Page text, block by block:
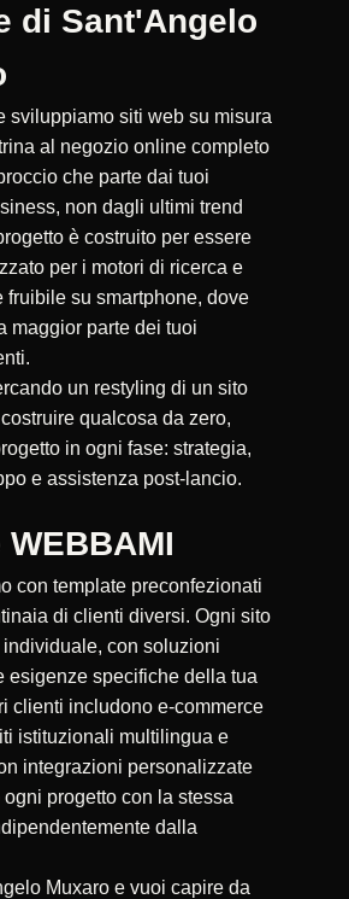
di Sant'Angelo
sviluppiamo siti web su misura
al negozio online completo
che parte dai tuoi
non dagli ultimi trend
è costruito per essere
per i motori di ricerca e
fruibile su smartphone, dove
maggior parte dei tuoi
un restyling di un sito
qualcosa da zero,
in ogni fase: strategia,
e assistenza post-lancio.
con template preconfezionati
di clienti diversi. Ogni sito
con soluzioni
esigenze specifiche della tua
clienti includono e-commerce
istituzionali multilingua e
integrazioni personalizzate
progetto con la stessa
dalla
Muxaro e vuoi capire da